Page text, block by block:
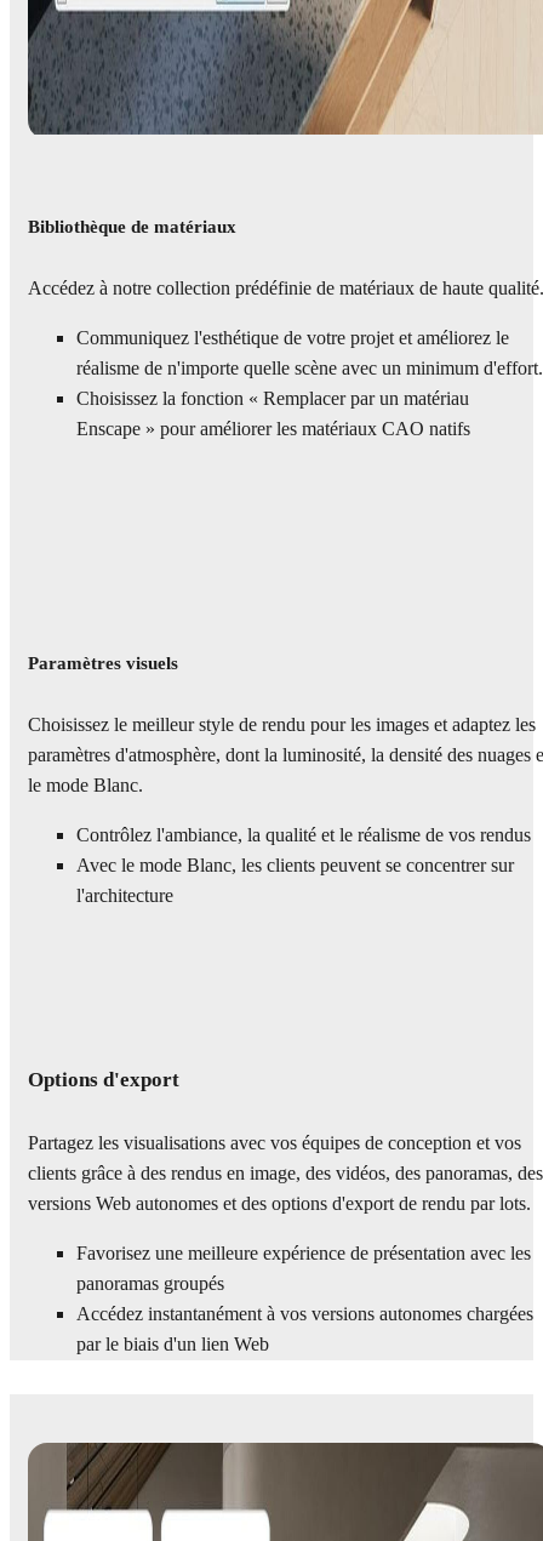
Bibliothèque de matériaux
Accédez à notre collection prédéfinie de matériaux de haute qualité.
Communiquez l'esthétique de votre projet et améliorez le
réalisme de n'importe quelle scène avec un minimum d'effort.
Choisissez la fonction « Remplacer par un matériau
Enscape » pour améliorer les matériaux CAO natifs
Paramètres visuels
Choisissez le meilleur style de rendu pour les images et adaptez les
paramètres d'atmosphère, dont la luminosité, la densité des nuages
le mode Blanc.
Contrôlez l'ambiance, la qualité et le réalisme de vos rendus
Avec le mode Blanc, les clients peuvent se concentrer sur
l'architecture
Options d'export
Partagez les visualisations avec vos équipes de conception et vos
clients grâce à des rendus en image, des vidéos, des panoramas, des
versions Web autonomes et des options d'export de rendu par lots.
Favorisez une meilleure expérience de présentation avec les
panoramas groupés
Accédez instantanément à vos versions autonomes chargées
par le biais d'un lien Web